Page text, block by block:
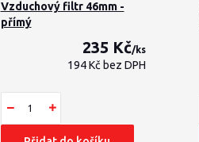
Vzduchový filtr 46mm -
přímý
235 Kč/ks
194 Kč bez DPH